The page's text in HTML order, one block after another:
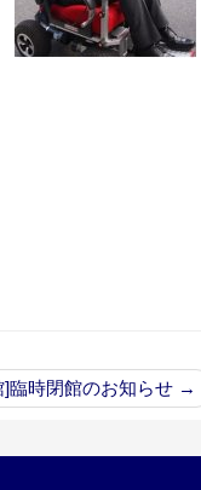
]臨時閉館のお知らせ →